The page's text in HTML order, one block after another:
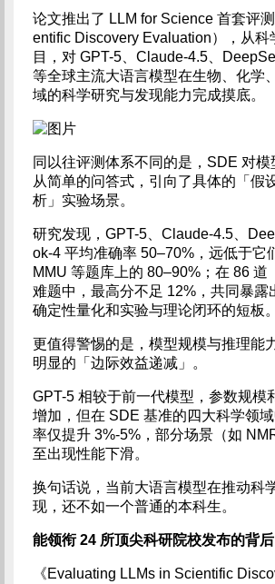
论文推出了 LLM for Science 首套评
entific Discovery Evaluation），从科
目，对 GPT-5、Claude-4.5、
等全球主流大语言模型在生物、化学
域的科学研究与发现能力完成摸底。
同以往评测体系不同的是，SDE 对模
从简单的问答式，引向了具体的「假
析」实验场景。
研究发现，GPT-5、Claude-4.5、
ok-4 平均准确率 50–70%，远低于它
MMU 等题库上的 80–90%；在 86 道
难题中，最高分不足 12%，共同暴露
确定性量化和实验与理论闭环的短板。
更值得警惕的是，模型规模与推理能
明显的「边际效益递减」。
GPT-5 相较于前一代模型，参数规模
增加，但在 SDE 基准的四大科学领
率仅提升 3%-5%，部分场景（如
至出现性能下滑。
换句话说，当前大语言模型在推动科
现，还不如一个普通的本科生。
能领衔 24 所顶尖科研院校发布的背
《Evaluating LLMs in Scientific